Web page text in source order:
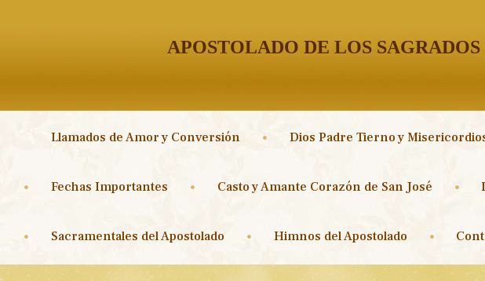
APOSTOLADO DE LOS
Llamados de Amor y Conversión Dios Padre Tierno y
Fechas Importantes Casto y Amante Corazón de San José
Sacramentales del Apostolado Himnos del Apostolado